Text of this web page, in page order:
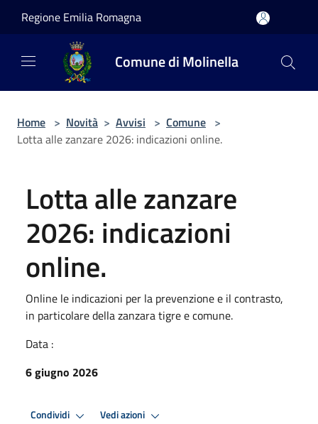
Regione Emilia Romagna
Comune di Molinella
Home > Novità > Avvisi > Comune >
Lotta alle zanzare 2026: indicazioni online.
Lotta alle zanzare
2026: indicazioni
online.
Online le indicazioni per la prevenzione e il contrasto,
in particolare della zanzara tigre e comune.
Data :
6 giugno 2026
Condividi Vedi azioni